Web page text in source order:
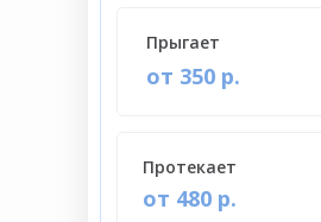
от 480 р.
Протекает
от 350 р.
Прыгает